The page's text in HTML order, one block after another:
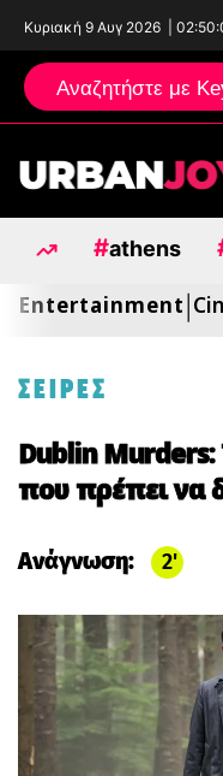
Κυριακή 9 Αυγ 2026
Μεταπηδήστε
περιεχόμενο
#athens
Entertainment
ΣΕΙΡΕΣ
Dublin Murders:
που πρέπει να
Ανάγνωση: 2